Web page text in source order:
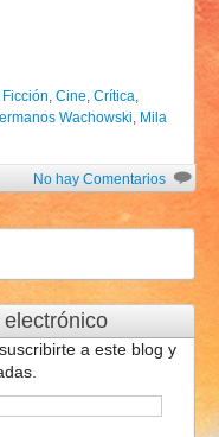
, Cine, Crítica,
Wachowski, Mila
No hay Comentarios
a este blog y